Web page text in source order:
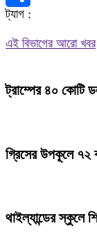
Share
ট্যাগ :
এই বিভাগের আরো খবর
ট্রাম্পের ৪০ কোটি
গ্রিসের উপকূলে ৭২
থাইল্যান্ডের স্কুলে